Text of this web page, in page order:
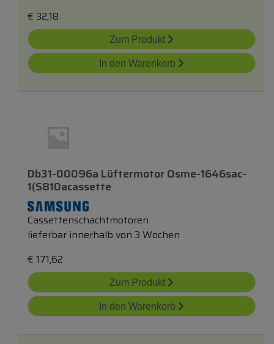
€ 32,18
Zum Produkt
In den Warenkorb
Db31-00096a Lüftermotor Osme-1646sac-
1(s810acassette
Cassettenschachtmotoren
lieferbar innerhalb von 3 Wochen
€ 171,62
Zum Produkt
In den Warenkorb